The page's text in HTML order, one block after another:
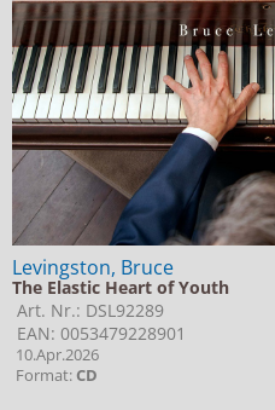
Levingston, Bruce
The Elastic Heart of Youth
Art. Nr.: DSL92289
EAN: 0053479228901
10.Apr.2026
Format:CD